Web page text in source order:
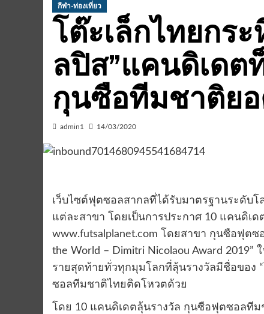
กีฬา-ท่องเที่ยว
โต๊ะเล็กไทยกร
ลปิส”แคนดิเด
กุนซือทีมชาติยอ
admin1 14/03/2020
เว็บไซต์ฟุตซอลสากลที่ได้รับมาตรฐานระดับโ
แต่ละสาขา โดยเป็นการประกาศ 10 แคนดิเ
www.futsalplanet.com โดยสาขา กุนซือฟุตซ
the World – Dimitri Nicolaou Award
รายสุดท้ายทั่วทุกมุมโลกที่ลุ้นรางวัลมีชื่อของ
ซอลทีมชาติไทยติดโหวตด้วย
โดย 10 แคนดิเดตลุ้นรางวัล กุนซือฟุตซอลทีม